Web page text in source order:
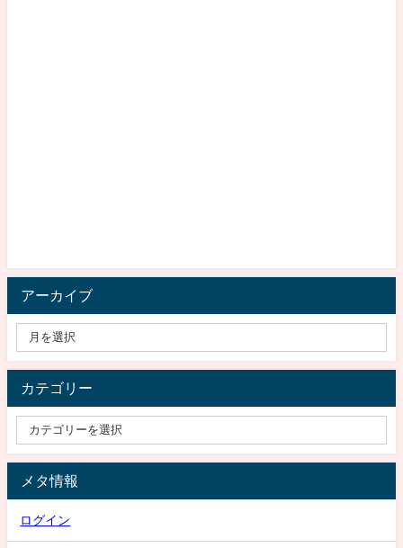
アーカイブ
カテゴリー
メタ情報
ログイン